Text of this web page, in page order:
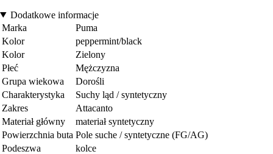
Dodatkowe informacje
Marka
Puma
Kolor
peppermint/black
Kolor
Zielony
Płeć
Mężczyzna
Grupa wiekowa
Dorośli
Charakterystyka
Suchy ląd / syntetyczny
Zakres
Attacanto
Materiał główny
materiał syntetyczny
Powierzchnia buta Pole suche / syntetyczne (FG/AG)
Podeszwa
kolce